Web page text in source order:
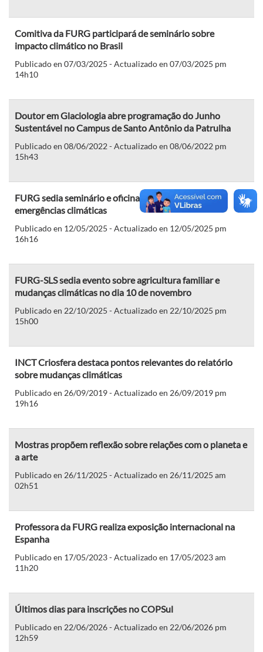
Comitiva da FURG participará de seminário sobre
impacto climático no Brasil
Publicado en 07/03/2025 - Actualizado en 07/03/2025 pm
14h10
Doutor em Glaciologia abre programação do Junho
Sustentável no Campus de Santo Antônio da Patrulha
Publicado en 08/06/2022 - Actualizado en 08/06/2022 pm
15h43
FURG sedia seminário e oficina de projeto sobre
emergências climáticas
Publicado en 12/05/2025 - Actualizado en 12/05/2025 pm
16h16
FURG-SLS sedia evento sobre agricultura familiar e
mudanças climáticas no dia 10 de novembro
Publicado en 22/10/2025 - Actualizado en 22/10/2025 pm
15h00
INCT Criosfera destaca pontos relevantes do relatório
sobre mudanças climáticas
Publicado en 26/09/2019 - Actualizado en 26/09/2019 pm
19h16
Mostras propõem reflexão sobre relações com o planeta e
a arte
Publicado en 26/11/2025 - Actualizado en 26/11/2025 am
02h51
Professora da FURG realiza exposição internacional na
Espanha
Publicado en 17/05/2023 - Actualizado en 17/05/2023 am
11h20
Últimos dias para inscrições no COPSul
Publicado en 22/06/2026 - Actualizado en 22/06/2026 pm
12h59